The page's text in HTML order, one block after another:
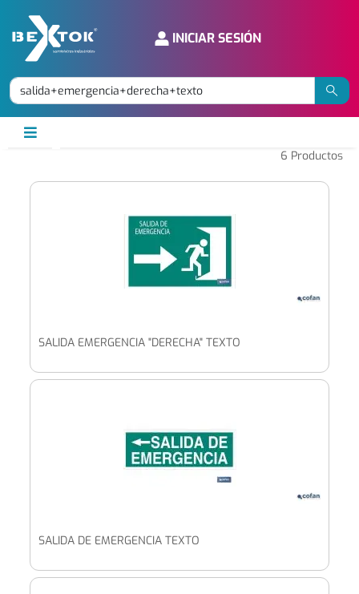
INICIAR SESIÓN
6 Productos
SALIDA EMERGENCIA "DERECHA" TEXTO
SALIDA DE EMERGENCIA TEXTO